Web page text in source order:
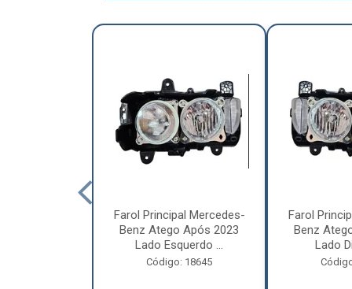
Farol Principal Mercedes-
Benz Atego Após 2023
Lado Esquerdo ...
Código: 18645
Farol
Benz
Lado